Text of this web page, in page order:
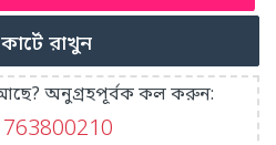
কার্টে রাখুন
আছে? অনুগ্রহপূর্বক কল করুন: